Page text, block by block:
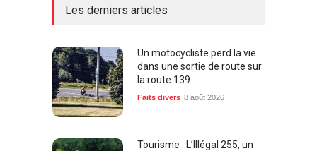
Les derniers articles
Un motocycliste perd la vie
dans une sortie de route sur
la route 139
Faits divers 8 août 2026
Tourisme : L’Illégal 255, un